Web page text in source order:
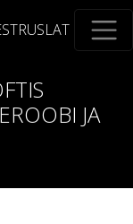
RUSLAT
JA